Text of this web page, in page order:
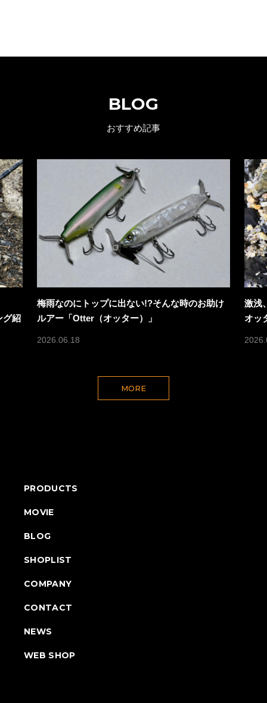
BLOG
おすすめ記事
グ紹
梅雨なのにトップに出ない!?そんな時のお助け
ルアー「Otter（オッター）」
2026.06.18
激浅
オッ
MORE
PRODUCTS
MOVIE
BLOG
SHOPLIST
COMPANY
CONTACT
NEWS
WEB SHOP